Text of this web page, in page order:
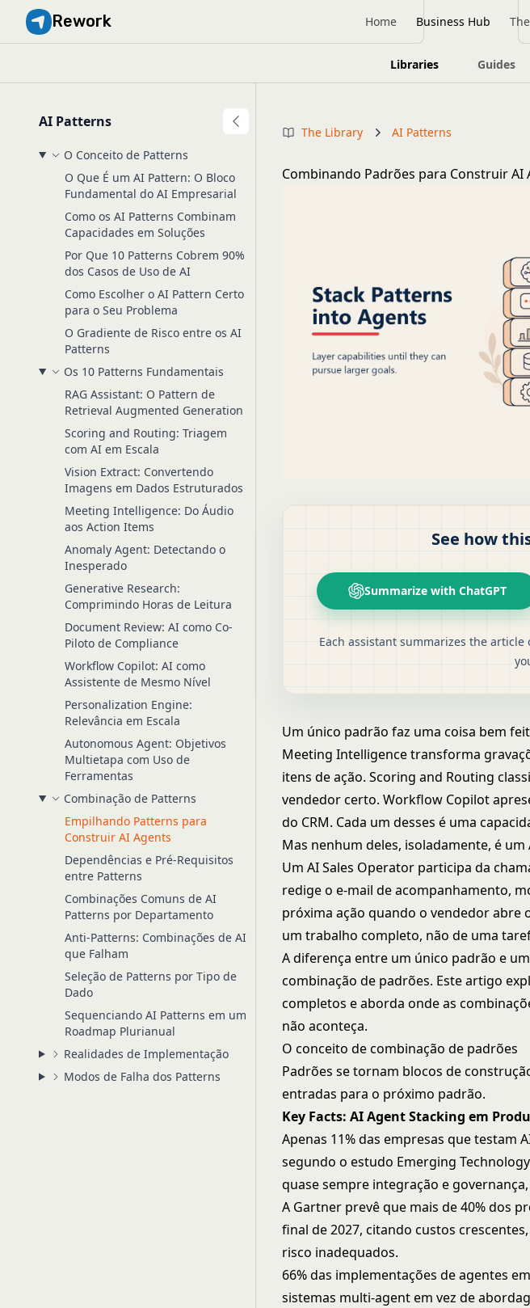
Rework Home Business Hub
Libraries Guides
AI Patterns
O Conceito de Patterns
O Que É um AI Pattern: O Bloco
Fundamental do AI Empresarial
Como os AI Patterns Combinam
Capacidades em Soluções
Por Que 10 Patterns Cobrem 90%
dos Casos de Uso de AI
Como Escolher o AI Pattern Certo
para o Seu Problema
O Gradiente de Risco entre os AI
Patterns
Os 10 Patterns Fundamentais
RAG Assistant: O Pattern de
Retrieval Augmented Generation
Scoring and Routing: Triagem
com AI em Escala
Vision Extract: Convertendo
Imagens em Dados Estruturados
Meeting Intelligence: Do Áudio
aos Action Items
Anomaly Agent: Detectando o
Inesperado
Generative Research:
Comprimindo Horas de Leitura
Document Review: AI como Co-
Piloto de Compliance
Workflow Copilot: AI como
Assistente de Mesmo Nível
Personalization Engine:
Relevância em Escala
Autonomous Agent: Objetivos
Multietapa com Uso de
Ferramentas
Combinação de Patterns
Empilhando Patterns para
Construir AI Agents
Dependências e Pré-Requisitos
entre Patterns
Combinações Comuns de AI
Patterns por Departamento
Anti-Patterns: Combinações de AI
que Falham
Seleção de Patterns por Tipo de
Dado
Sequenciando AI Patterns em um
Roadmap Plurianual
Realidades de Implementação
Modos de Falha dos Patterns
The Library AI Patterns
Combinando Padrões para Construir AI
See how
Summarize with ChatGPT
Each assistant summarizes the
Um único padrão faz uma coisa bem
Meeting Intelligencetransforma
itens de ação.Scoring and Routing
vendedor certo.Workflow Copilot
do CRM. Cada um desses é uma
Mas nenhum deles, isoladamente, é um
Um AI Sales Operator participa da
redige o e-mail de acompanhamento,
próxima ação quando o vendedor abre
um trabalho completo, não de uma
A diferença entre um único padrão e
combinação de padrões. Este artigo
completos e aborda onde as
não aconteça.
O conceito de combinação de padrões
Padrões se tornam blocos de
entradas para o próximo padrão.
Key Facts: AI Agent Stacking em
Apenas 11% das empresas que testam
segundo o estudo Emerging
quase sempre integração e
A Gartner prevê que mais de 40% dos
final de 2027, citando custos
risco inadequados.
66% das implementações de agentes
sistemas multi-agent em vez de